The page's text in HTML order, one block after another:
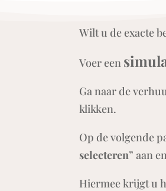
Wilt u de exacte
Voer een
Ga naar de
klikken.
Op de volgende
selecteren” aan
Hiermee krijgt u